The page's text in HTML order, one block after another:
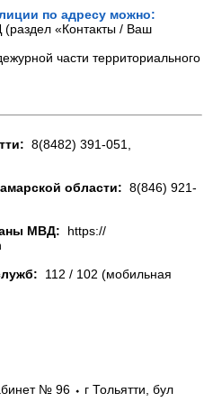
по адресу можно:
(раздел «Контакты / Ваш
части территориального
8(8482) 391-051,
области: 8(846) 921-
МВД: https://
112 / 102 (мобильная
№ 96 ⬩ г Тольятти, бул